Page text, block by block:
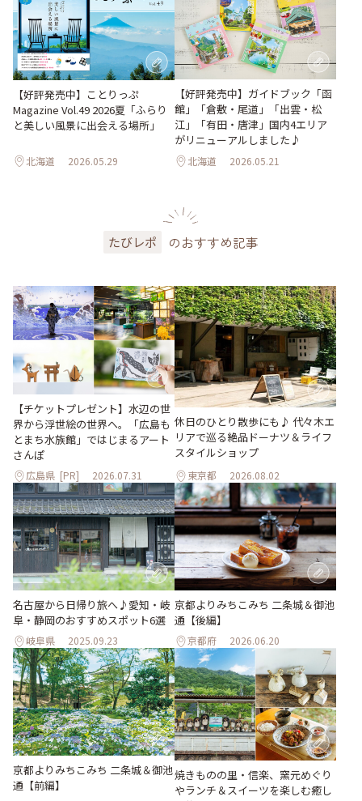
【好評発売中】ことりっぷ
Magazine Vol.49 2026夏「ふらり
と美しい風景に出会える場所」
北海道 2026.05.29
【好評発売中】ガイドブック「函
館」「倉敷・尾道」「出雲・松
江」「有田・唐津」国内4エリア
がリニューアルしました♪
北海道 2026.05.21
たびレポ のおすすめ記事
【チケットプレゼント】水辺の世
界から浮世絵の世界へ。「広島も
とまち水族館」ではじまるアート
さんぽ
広島県 [PR] 2026.07.31
休日のひとり散歩にも♪ 代々木エ
リアで巡る絶品ドーナツ＆ライフ
スタイルショップ
東京都 2026.08.02
名古屋から日帰り旅へ♪愛知・岐
阜・静岡のおすすめスポット6選
岐阜県 2025.09.23
京都よりみちこみち 二条城＆御池
通【後編】
京都府 2026.06.20
京都よりみちこみち 二条城＆御池
通【前編】
焼きものの里・信楽、窯元めぐり
やランチ＆スイーツを楽しむ癒し